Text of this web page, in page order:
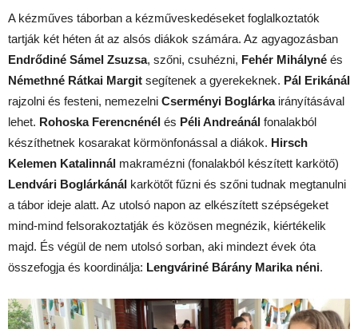
A kézműves táborban a kézműveskedéseket foglalkoztatók
tartják két héten át az alsós diákok számára. Az agyagozásban
Endrődiné Sámel Zsuzsa, szőni, csuhézni, Fehér Mihályné és
Némethné Rátkai Margit segítenek a gyerekeknek. Pál Erikánál
rajzolni és festeni, nemezelni Cserményi Boglárka irányításával
lehet. Rohoska Ferencnénél és Péli Andreánál fonalakból
készíthetnek kosarakat körmönfonással a diákok. Hirsch
Kelemen Katalinnál makramézni (fonalakból készített karkötő)
Lendvári Boglárkánál karkötőt fűzni és szőni tudnak megtanulni
a tábor ideje alatt. Az utolsó napon az elkészített szépségeket
mind-mind felsorakoztatják és közösen megnézik, kiértékelik
majd. És végül de nem utolsó sorban, aki mindezt évek óta
összefogja és koordinálja: Lengváriné Bárány Marika néni.